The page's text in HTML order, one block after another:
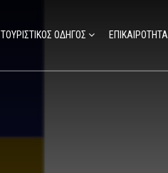
ΤΟΥΡΙΣΤΙΚΟΣ ΟΔΗΓΟΣ ΕΠΙΚΑΙΡΟΤΗΤΑ